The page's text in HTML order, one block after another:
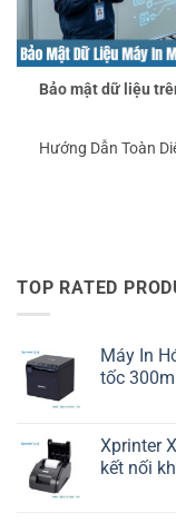
Bảo mật dữ liệu
Hướng Dẫn Toàn
TOP RATED
Máy In
tốc
Xprinter
kết nối